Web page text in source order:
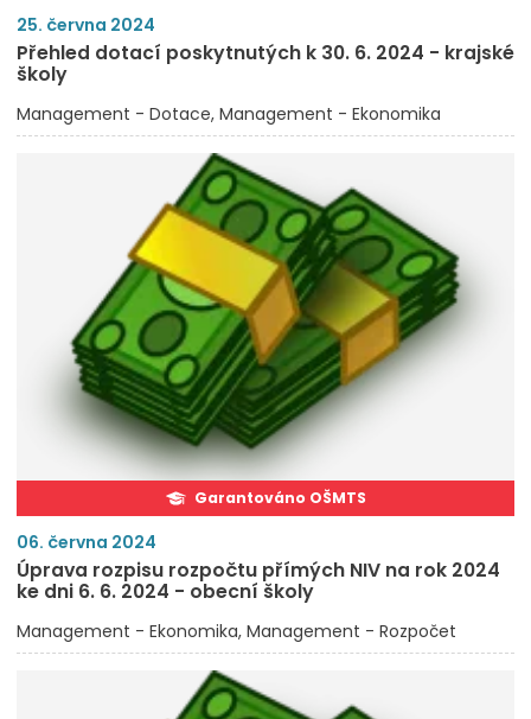
25. června 2024
Přehled dotací poskytnutých k 30. 6. 2024 - krajské
školy
Management - Dotace Management - Ekonomika
Garantováno OŠMTS
06. června 2024
Úprava rozpisu rozpočtu přímých NIV na rok 2024
ke dni 6. 6. 2024 - obecní školy
Management - Ekonomika Management - Rozpočet